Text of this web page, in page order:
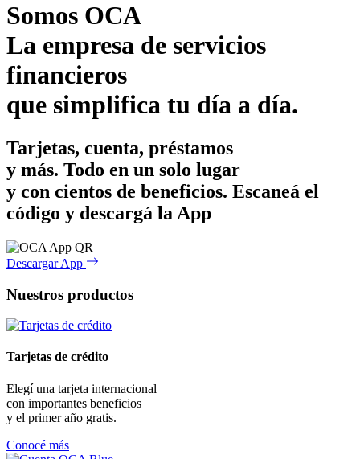
Somos OCA
La empresa de servicios
financieros
que simplifica tu día a día.
Tarjetas, cuenta, préstamos
y más. Todo en un solo lugar
y con cientos de beneficios. Escaneá el
código y descargá la App
Descargar App
Nuestros productos
Tarjetas de crédito
Elegí una tarjeta internacional
con importantes beneficios
y el primer año gratis.
Conocé más